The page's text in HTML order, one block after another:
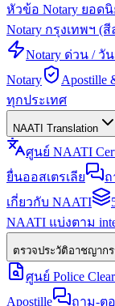
หัวข้อ Notary ยอด
Notary กรุงเทพฯ (
Notary ด่วน / วัน
Notary
Apostille
ทุกประเทศ
NAATI Translation
ศูนย์ NAATI
ยื่นออสเตรเลีย
ถ
เกี่ยวกับ NAATI
NAATI แบ่งตาม
ตรวจประวัติอาชญาก
ศูนย์ Police
Apostille
ถาม-ต